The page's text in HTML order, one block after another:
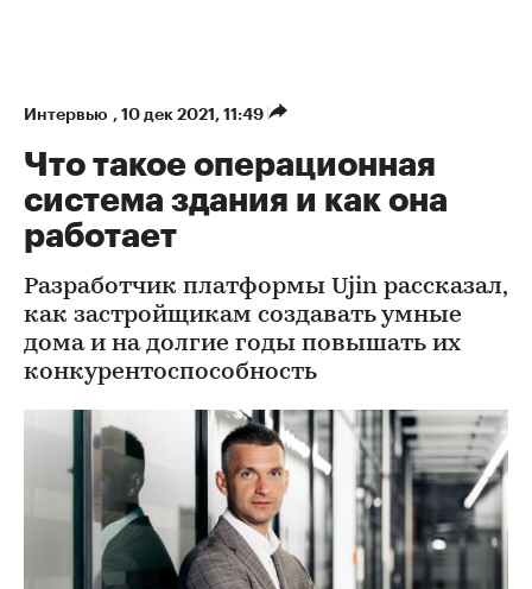
Интервью , 10 дек 2021, 11:49
Что такое операционная
система здания и как она
работает
Разработчик платформы Ujin рассказал,
как застройщикам создавать умные
дома и на долгие годы повышать их
конкурентоспособность